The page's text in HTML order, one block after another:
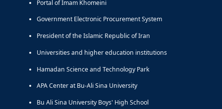
Portal of Imam Khomeini
Government Electronic Procurement System
President of the Islamic Republic of Iran
Universities and higher education institutions
Hamadan Science and Technology Park
APA Center at Bu-Ali Sina University
Bu Ali Sina University Boys' High School